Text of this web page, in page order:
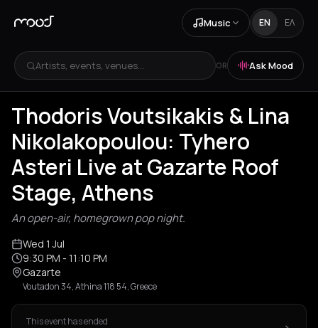
Music EN ΕΛ
Artists, events, venues... OR Ask Mood
Thodoris Voutsikakis & Lina
Nikolakopoulou: Tyhero
Asteri Live at Gazarte Roof
Stage, Athens
An open-air, homegrown pop night.
Wed 1 Jul
9:30 PM - 11:10 PM
Gazarte
Voutadon 34, Athina 118 54, Greece
This event has ended